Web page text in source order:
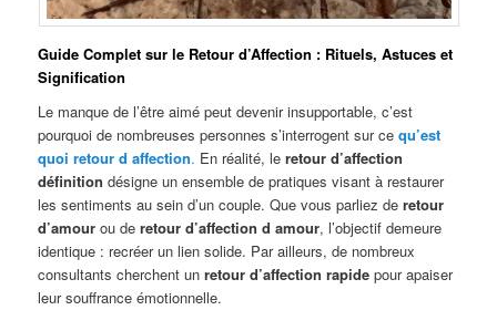
Guide Complet sur le Retour d’Affection : Rituels, Astuces et
Signification
Le manque de l’être aimé peut devenir insupportable, c’est
pourquoi de nombreuses personnes s’interrogent sur cequ’est
quoi retour d affection. En réalité, leretour d’affection
définition désigne un ensemble de pratiques visant à restaurer
les sentiments au sein d’un couple. Que vous parliez deretour
d’amour ou deretour d’affection d amour, l’objectif demeure
identique : recréer un lien solide. Par ailleurs, de nombreux
consultants cherchent unretour d’affection rapide pour apaiser
leur souffrance émotionnelle.